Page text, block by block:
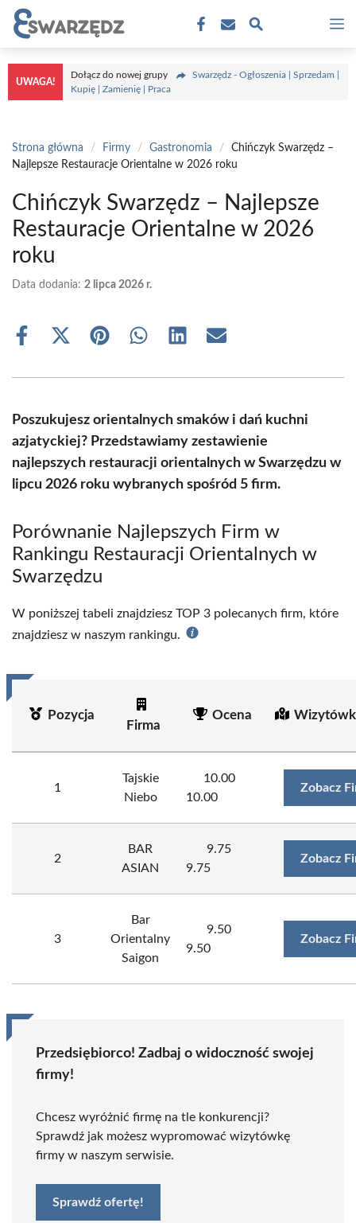
Przejdź
treści
UWAGA!
Dołącz do nowej grupy
Swarzędz - Ogłoszenia | Sprzedam |
Kupię | Zamienię | Praca
Strona główna / Firmy / Gastronomia /
Chińczyk Swarzędz –
Najlepsze Restauracje Orientalne w 2026 roku
Chińczyk Swarzędz – Najlepsze
Restauracje Orientalne w 2026
roku
Data dodania: 2 lipca 2026 r.
Share
Share
(Twitter)
Share Share Share Share
Poszukujesz orientalnych smaków i dań kuchni
azjatyckiej? Przedstawiamy zestawienie
najlepszych restauracji orientalnych w Swarzędzu w
lipcu 2026 roku wybranych spośród 5 firm.
Porównanie Najlepszych Firm w
Rankingu Restauracji Orientalnych w
Swarzędzu
W poniższej tabeli znajdziesz TOP 3 polecanych firm, które
znajdziesz w naszym rankingu.
Pozycja
Firma
Ocena
1
Tajskie
Niebo
10.00
10.00
Zobacz
2
BAR
ASIAN
9.75
9.75
Zobacz
3
Bar
Orientalny
Saigon
9.50
9.50
Zobacz
Przedsiębiorco! Zadbaj o widoczność swojej
firmy!
Chcesz wyróżnić firmę na tle konkurencji?
Sprawdź jak możesz wypromować wizytówkę
firmy w naszym serwisie.
Sprawdź ofertę!